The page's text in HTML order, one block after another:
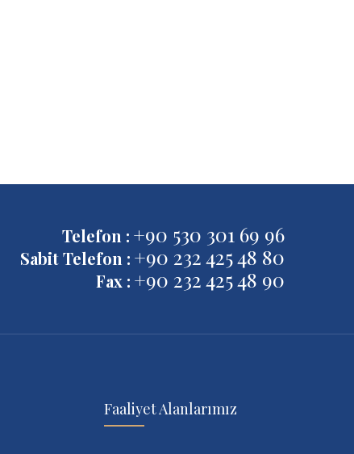
Telefon : +90 530 301 69 96
Sabit Telefon : +90 232 425 48 80
Fax : +90 232 425 48 90
Faaliyet Alanlarımız